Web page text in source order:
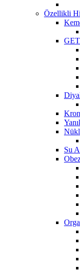
Özellikli
Su